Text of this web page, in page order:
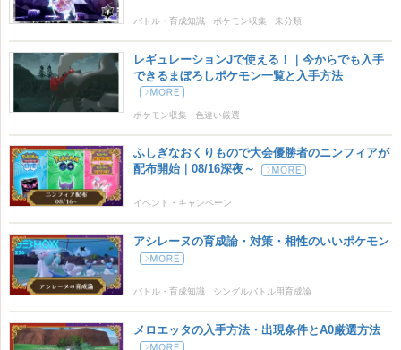
バトル・育成知識 ポケモン収集 未分類
レギュレーションJで使える！｜今からでも入手
できるまぼろしポケモン一覧と入手方法
ポケモン収集 色違い厳選
ふしぎなおくりもので大会優勝者のニンフィアが
配布開始｜08/16深夜～
イベント・キャンペーン
アシレーヌの育成論・対策・相性のいいポケモン
バトル・育成知識 シングルバトル用育成論
メロエッタの入手方法・出現条件とA0厳選方法